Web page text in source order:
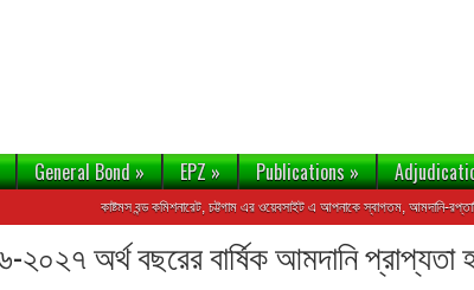
General Bond» EPZ» Publications»
কাষ্টমস বন্ড কমিশনারেট, চট্টগাম এর ওয়েবসাইট এ আপনাকে স্বাগতম, আমদানি-
২০২৭ অর্থ বছরের বার্ষিক আমদানি